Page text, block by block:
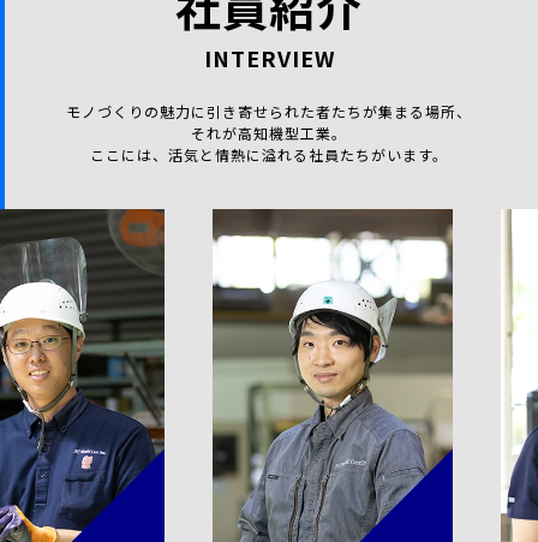
INTERVIEW
モノづくりの魅力に引き寄せられた者たちが集まる場所、
それが高知機型工業。
ここには、活気と情熱に溢れる社員たちがいます。